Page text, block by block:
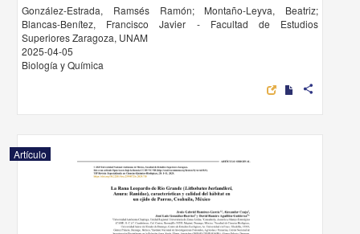
González-Estrada, Ramsés Ramón; Montaño-Leyva, Beatriz;
Blancas-Benítez, Francisco Javier - Facultad de Estudios
Superiores Zaragoza, UNAM
2025-04-05
Biología y Química
share
Artículo